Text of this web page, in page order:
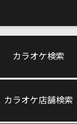
カラオケ検索
カラオケ店舗検索